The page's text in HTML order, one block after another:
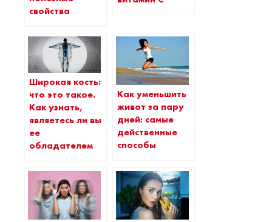
свойства
Широкая кость:
что это такое.
Как узнать,
являетесь ли вы
ее
обладателем
Как уменьшить
живот за пару
дней: самые
действенные
способы